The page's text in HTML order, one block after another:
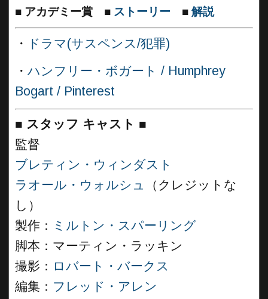
■ アカデミー賞 ■ ストーリー ■ 解説
・
ドラマ(サスペンス/犯罪)
・ ハンフリー・ボガート / Humphrey
Bogart / Pinterest
■ スタッフ キャスト ■
監督
ブレティン・ウィンダスト
ラオール・ウォルシュ
（クレジットな
し）
製作： ミルトン・スパーリング
脚本：マーティン・ラッキン
撮影： ロバート・バークス
編集： フレッド・アレン